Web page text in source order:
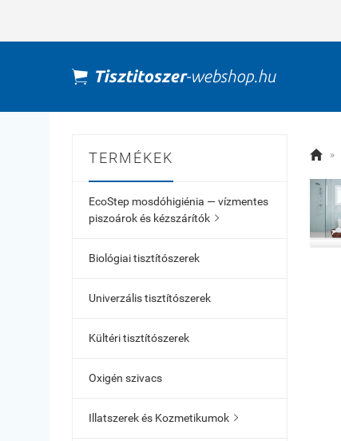
TERMÉKEK
EcoStep mosdóhigiénia — vízmentes
piszoárok és kézszárítók 
Biológiai tisztítószerek
Univerzális tisztítószerek
Kültéri tisztítószerek
Oxigén szivacs
Illatszerek és Kozmetikumok 
 »